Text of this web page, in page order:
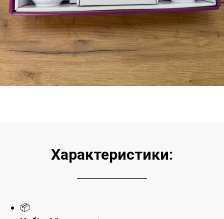
Характеристики:
📦